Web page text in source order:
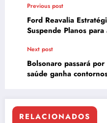
Previous post
Ford Reavalia
Suspende Planos
Next post
Bolsonaro passará
saúde ganha
RELACIONADOS